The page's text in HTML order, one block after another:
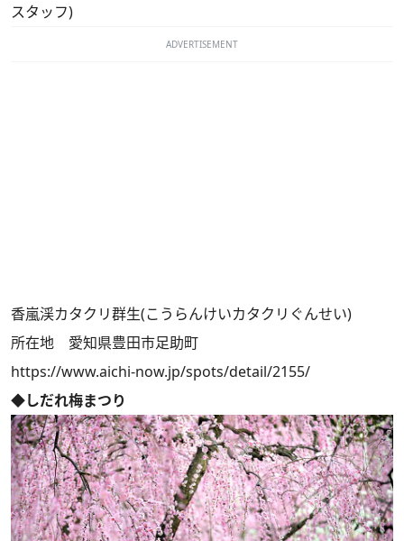
スタッフ)
ADVERTISEMENT
香嵐渓カタクリ群生(こうらんけいカタクリぐんせい)
所在地 愛知県豊田市足助町
https://www.aichi-now.jp/spots/detail/2155/
◆しだれ梅まつり